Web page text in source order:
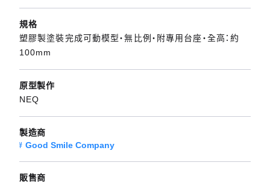
規格
塑膠製塗裝完成可動模型・無比例・附專用台座・全高：約
100mm
原型製作
NEQ
製造商
Good Smile Company
販售商